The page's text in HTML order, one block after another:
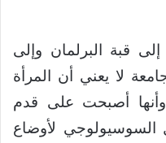
قبة البرلمان وإلى
لا يعني أن المرأة
أصبحت على قدم
السوسيولوجي لأوضاع